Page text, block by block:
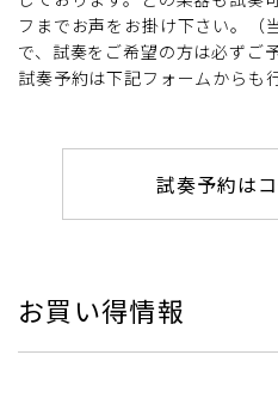
フまでお声をお掛け下さい。（
で、試奏をご希望の方は必ずご
試奏予約は下記フォームからも
試奏予約は
お買い得情報